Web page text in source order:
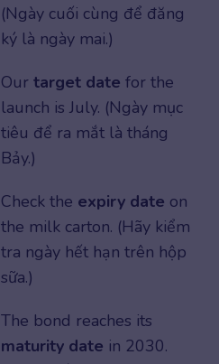
(Ngày cuối cùng để đăng
ký là ngày mai.)
Our target date for the
launch is July. (Ngày mục
tiêu để ra mắt là tháng
Bảy.)
Check the expiry date on
the milk carton. (Hãy kiểm
tra ngày hết hạn trên hộp
sữa.)
The bond reaches its
maturity date in 2030.